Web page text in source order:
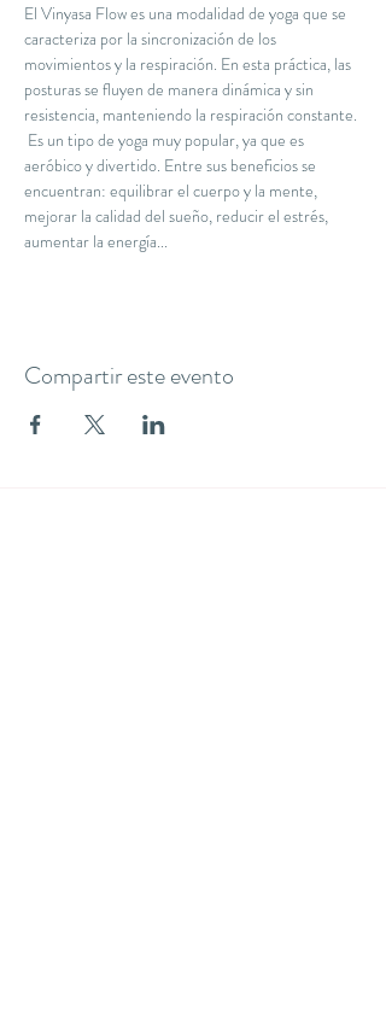
El Vinyasa Flow es una modalidad de yoga que se
caracteriza por la sincronización de los
movimientos y la respiración. En esta práctica, las
posturas se fluyen de manera dinámica y sin
resistencia, manteniendo la respiración constante.
Es un tipo de yoga muy popular, ya que es
aeróbico y divertido. Entre sus beneficios se
encuentran: equilibrar el cuerpo y la mente,
mejorar la calidad del sueño, reducir el estrés,
aumentar la energía...
Compartir este evento